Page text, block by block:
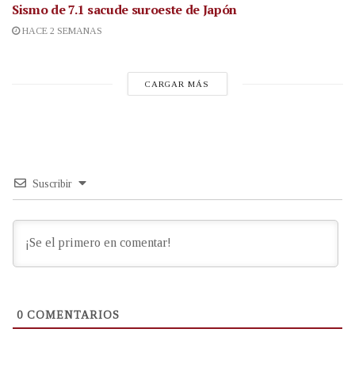
Sismo de 7.1 sacude suroeste de Japón
HACE 2 SEMANAS
CARGAR MÁS
Suscribir
0 COMENTARIOS